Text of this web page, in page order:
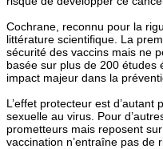
Cochrane, reconnu pour la
littérature scientifique. La
sécurité des vaccins mais ne
basée sur plus de 200 études
impact majeur dans la
L’effet protecteur est
sexuelle au virus. Pour
prometteurs mais reposent
vaccination n’entraîne pas de